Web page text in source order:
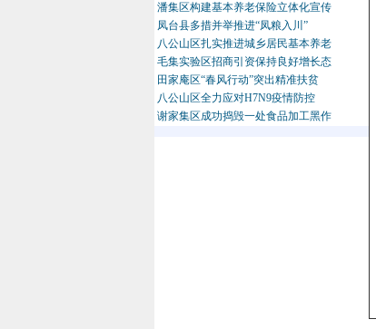
潘集区构建基本养老保险立体化宣传
凤台县多措并举推进“凤粮入川”
八公山区扎实推进城乡居民基本养老
毛集实验区招商引资保持良好增长态
田家庵区“春风行动”突出精准扶贫
八公山区全力应对H7N9疫情防控
谢家集区成功捣毁一处食品加工黑作